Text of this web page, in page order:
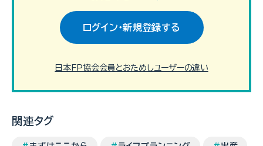
ログイン・新規登録する
日本FP協会会員とおためしユーザーの違い
関連タグ